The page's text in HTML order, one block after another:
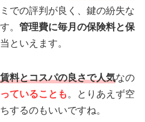
での評判が良く、鍵の紛失な
。 管理費に毎月の保険料と保
といえます。
料とコスパの良さで人気なの
ていることも。とりあえず空
するのもいいですね。